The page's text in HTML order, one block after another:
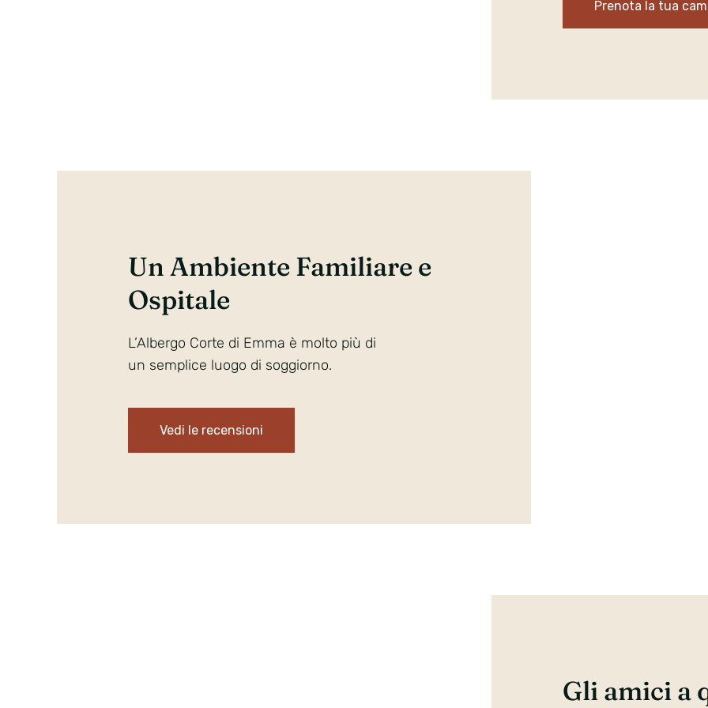
Prenota la tua
Un Ambiente Familiare e
Ospitale
L’Albergo Corte di Emma è molto più di
un semplice luogo di soggiorno.
Vedi le recensioni
Gli amici a